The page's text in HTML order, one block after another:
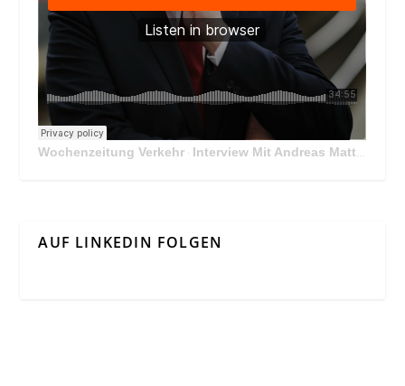
Wochenzeitung Verkehr · Interview Mit Andreas Matthä, CEO der ÖBB Holding
AUF LINKEDIN FOLGEN